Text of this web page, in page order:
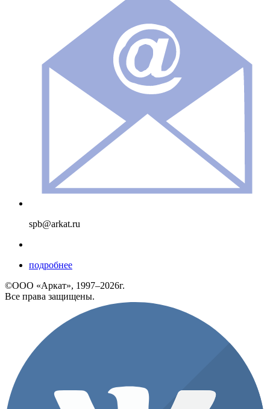
spb@arkat.ru
подробнее
©ООО «Аркат», 1997–2026г.
Все права защищены.